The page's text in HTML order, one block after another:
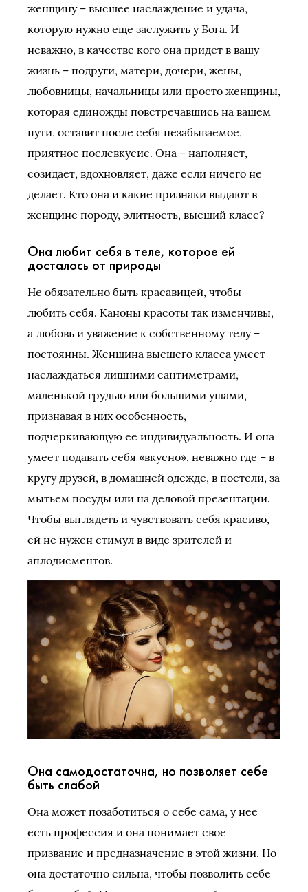
женщину – высшее наслаждение и удача,
которую нужно еще заслужить у Бога. И
неважно, в качестве кого она придет в вашу
жизнь – подруги, матери, дочери, жены,
любовницы, начальницы или просто женщины,
которая единожды повстречавшись на вашем
пути, оставит после себя незабываемое,
приятное послевкусие. Она – наполняет,
созидает, вдохновляет, даже если ничего не
делает. Кто она и какие признаки выдают в
женщине породу, элитность, высший класс?
Она любит себя в теле, которое ей
досталось от природы
Не обязательно быть красавицей, чтобы
любить себя. Каноны красоты так изменчивы,
а любовь и уважение к собственному телу –
постоянны. Женщина высшего класса умеет
наслаждаться лишними сантиметрами,
маленькой грудью или большими ушами,
признавая в них особенность,
подчеркивающую ее индивидуальность. И она
умеет подавать себя «вкусно», неважно где – в
кругу друзей, в домашней одежде, в постели, за
мытьем посуды или на деловой презентации.
Чтобы выглядеть и чувствовать себя красиво,
ей не нужен стимул в виде зрителей и
аплодисментов.
Она самодостаточна, но позволяет себе
быть слабой
Она может позаботиться о себе сама, у нее
есть профессия и она понимает свое
призвание и предназначение в этой жизни. Но
она достаточно сильна, чтобы позволить себе